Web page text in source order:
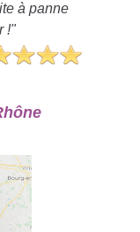
à panne
!"